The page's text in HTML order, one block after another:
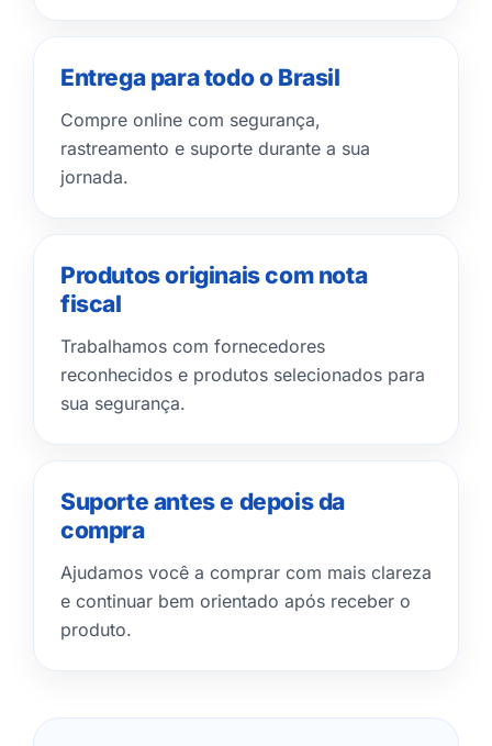
Entrega para todo o Brasil
Compre online com segurança,
rastreamento e suporte durante a sua
jornada.
Produtos originais com nota
fiscal
Trabalhamos com fornecedores
reconhecidos e produtos selecionados para
sua segurança.
Suporte antes e depois da
compra
Ajudamos você a comprar com mais clareza
e continuar bem orientado após receber o
produto.